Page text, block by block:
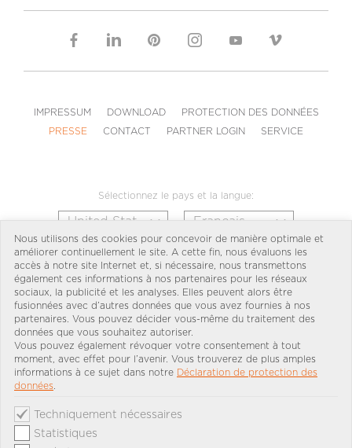
IMPRESSUM DOWNLOAD
PROTECTION DES DONNÉES
PRESSE
CONTACT PARTNER LOGIN SERVICE
Sélectionnez le pays et la langue:
Nous utilisons des cookies pour concevoir de manière optimale et
améliorer continuellement le site. A cette fin, nous évaluons les
accès à notre site Internet et, si nécessaire, nous transmettons
également ces informations à nos partenaires pour les réseaux
sociaux, la publicité et les analyses. Elles peuvent alors être
fusionnées avec d’autres données que vous avez fournies à nos
partenaires. Vous pouvez décider vous-même du traitement des
données que vous souhaitez autoriser.
Vous pouvez également révoquer votre consentement à tout
moment, avec effet pour l’avenir. Vous trouverez de plus amples
informations à ce sujet dans notre Déclaration de protection des
données.
Techniquement nécessaires
Statistiques